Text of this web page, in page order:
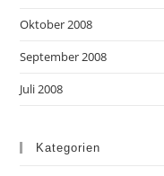
Oktober 2008
September 2008
Juli 2008
Kategorien